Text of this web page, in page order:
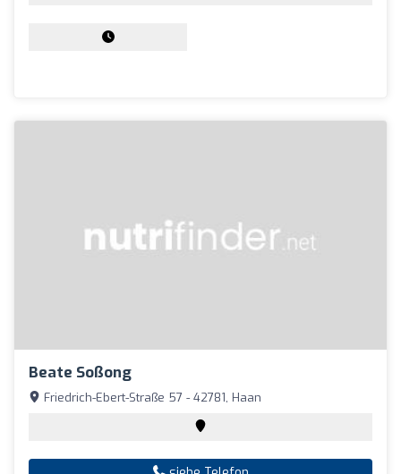
Beate Soßong
Friedrich-Ebert-Straße 57 - 42781, Haan